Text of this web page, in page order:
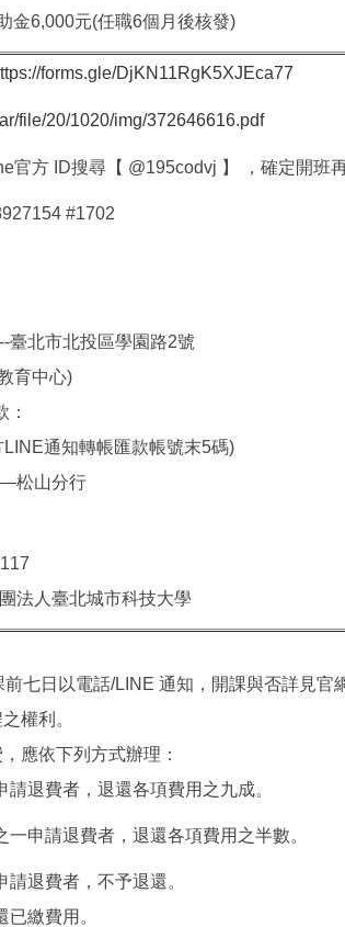
金6,000元(任職6個月後核發)
forms.gle/DjKN11RgK5XJEca77
file/20/1020/img/372646616.pdf
官方 ID搜尋【 @195codvj 】 ，確定開班
#1702
臺北市北投區學園路2號
育中心)
：
通知轉帳匯款帳號末5碼)
松山分行
法人臺北城市科技大學
七日以電話/LINE 通知，開課與否詳見官
權利。
應依下列方式辦理：
退費者，退還各項費用之九成。
申請退費者，退還各項費用之半數。
退費者，不予退還。
繳費用。